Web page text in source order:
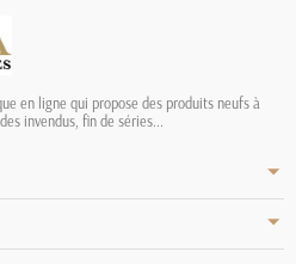
en ligne qui propose des produits neufs à
invendus, fin de séries...